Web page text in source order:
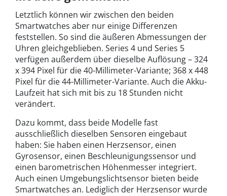
Letztlich können wir zwischen den beiden
Smartwatches aber nur einige Differenzen
feststellen. So sind die äußeren Abmessungen der
Uhren gleichgeblieben. Series 4 und Series 5
verfügen außerdem über dieselbe Auflösung – 324
x 394 Pixel für die 40-Millimeter-Variante; 368 x 448
Pixel für die 44-Millimeter-Variante. Auch die Akku-
Laufzeit hat sich mit bis zu 18 Stunden nicht
verändert.
Dazu kommt, dass beide Modelle fast
ausschließlich dieselben Sensoren eingebaut
haben: Sie haben einen Herzsensor, einen
Gyrosensor, einen Beschleunigungssensor und
einen barometrischen Höhenmesser integriert.
Auch einen Umgebungslichtsensor bieten beide
Smartwatches an. Lediglich der Herzsensor wurde